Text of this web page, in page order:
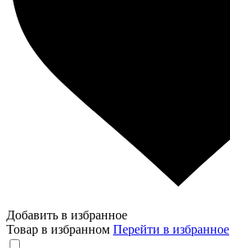
Добавить в избранное
Товар в избранном Перейти в избранное